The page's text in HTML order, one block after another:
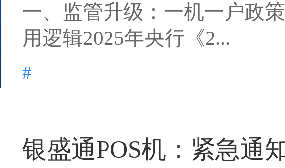
一、监管升级：一机一户政
用逻辑2025年央行《2...
#
银盛通POS机：紧急通